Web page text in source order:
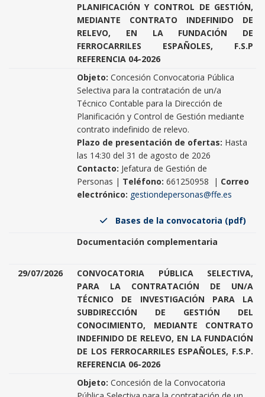
PLANIFICACIÓN Y CONTROL DE GESTIÓN,
MEDIANTE CONTRATO INDEFINIDO DE
RELEVO, EN LA FUNDACIÓN DE
FERROCARRILES ESPAÑOLES, F.S.P
REFERENCIA 04-2026
Objeto: Concesión Convocatoria Pública
Selectiva para la contratación de un/a
Técnico Contable para la Dirección de
Planificación y Control de Gestión mediante
contrato indefinido de relevo.
Plazo de presentación de ofertas: Hasta
las 14:30 del 31 de agosto de 2026
Contacto: Jefatura de Gestión de
Personas | Teléfono: 661250958 | Correo
electrónico: gestiondepersonas@ffe.es
Bases de la convocatoria (pdf)
Documentación complementaria
29/07/2026
CONVOCATORIA PÚBLICA SELECTIVA,
PARA LA CONTRATACIÓN DE UN/A
TÉCNICO DE INVESTIGACIÓN PARA LA
SUBDIRECCIÓN DE GESTIÓN DEL
CONOCIMIENTO, MEDIANTE CONTRATO
INDEFINIDO DE RELEVO, EN LA FUNDACIÓN
DE LOS FERROCARRILES ESPAÑOLES, F.S.P.
REFERENCIA 06-2026
Objeto: Concesión de la Convocatoria